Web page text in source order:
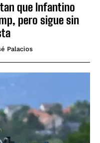
que Infantino
pero sigue sin
Palacios